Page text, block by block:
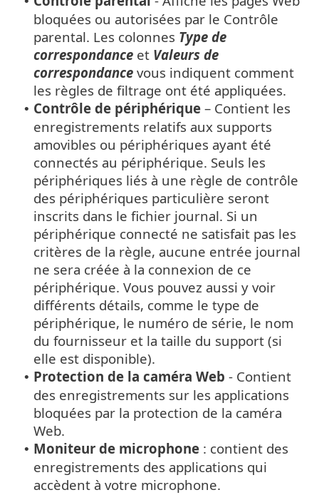
bloquées ou autorisées par le Contrôle
parental. Les colonnes Type de
correspondance et Valeurs de
correspondance vous indiquent comment
les règles de filtrage ont été appliquées.
• Contrôle de périphérique – Contient les
enregistrements relatifs aux supports
amovibles ou périphériques ayant été
connectés au périphérique. Seuls les
périphériques liés à une règle de contrôle
des périphériques particulière seront
inscrits dans le fichier journal. Si un
périphérique connecté ne satisfait pas les
critères de la règle, aucune entrée journal
ne sera créée à la connexion de ce
périphérique. Vous pouvez aussi y voir
différents détails, comme le type de
périphérique, le numéro de série, le nom
du fournisseur et la taille du support (si
elle est disponible).
• Protection de la caméra Web - Contient
des enregistrements sur les applications
bloquées par la protection de la caméra
Web.
• Moniteur de microphone : contient des
enregistrements des applications qui
accèdent à votre microphone.